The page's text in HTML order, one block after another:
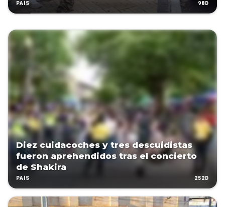
PAÍS 98D
Diez cuidacoches y tres descuidistas
fueron aprehendidos tras el concierto
de Shakira
PAÍS 252D